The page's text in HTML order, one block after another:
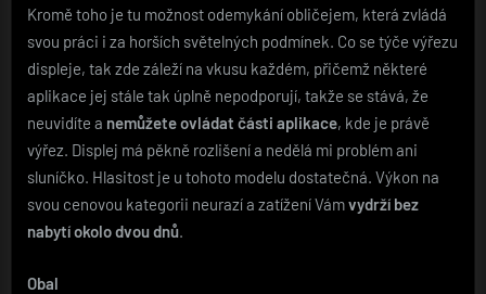
Kromě toho je tu možnost odemykání obličejem, která zvládá
svou práci i za horších světelných podmínek. Co se týče výřezu
displeje, tak zde záleží na vkusu každém, přičemž některé
aplikace jej stále tak úplně nepodporují, takže se stává, že
neuvidíte a nemůžete ovládat části aplikace, kde je právě
výřez. Displej má pěkně rozlišení a nedělá mi problém ani
sluníčko. Hlasitost je u tohoto modelu dostatečná. Výkon na
svou cenovou kategorii neurazí a zatížení Vámvydrží bez
nabytí okolo dvou dnů.
Obal